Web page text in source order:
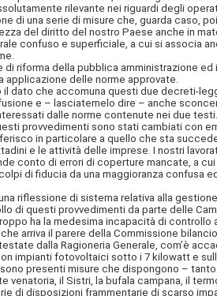
rilevante nei riguardi degli
di una serie di misure che, guarda caso,
del diritto del nostro Paese anche in
confuso e superficiale, a cui si associa
riforma della pubblica amministrazione
applicazione delle norme approvate.
dato che accomuna questi due decreti-
e – lasciatemelo dire – anche
dalle norme contenute nei due
provvedimenti sono stati cambiati con
in particolare a quello che sta
e le attività delle imprese. I nostri
conto di errori di coperture mancate, a
di fiducia da una maggioranza confusa
riflessione di sistema relativa alla
di questi provvedimenti da parte delle
ha la medesima incapacità di controllo
arriva il parere della Commissione
dalla Ragioneria Generale, com’è
impianti fotovoltaici sotto i 7 kilowatt e
presenti misure che dispongono –
venatoria, il Sistri, la bufala campana, il
di disposizioni frammentarie di scarso